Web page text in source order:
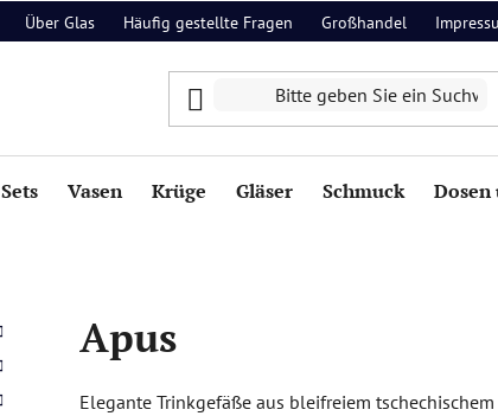
Über Glas Häufig gestellte Fragen Großhandel
Sets Vasen Krüge Gläser Schmuck Dosen
Apus
Elegante Trinkgefäße aus bleifreiem